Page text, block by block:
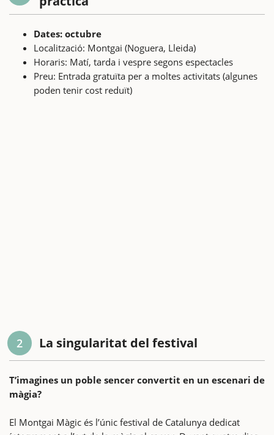
Dates: octubre
Localització: Montgai (Noguera, Lleida)
Horaris: Matí, tarda i vespre segons espectacles
Preu: Entrada gratuïta per a moltes activitats (algunes
poden tenir cost reduït)
2 La singularitat del festival
T’imagines un poble sencer convertit en un escenari de
màgia?
El Montgai Màgic és l’únic festival de Catalunya dedicat